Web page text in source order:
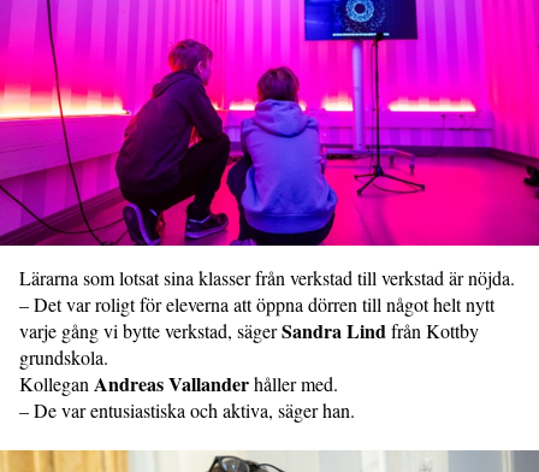
Lärarna som lotsat sina klasser från verkstad till verkstad är nöjda.
– Det var roligt för eleverna att öppna dörren till något helt nytt
varje gång vi bytte verkstad, sägerSandra Lindfrån Kottby
grundskola.
KolleganAndreas Vallanderhåller med.
– De var entusiastiska och aktiva, säger han.